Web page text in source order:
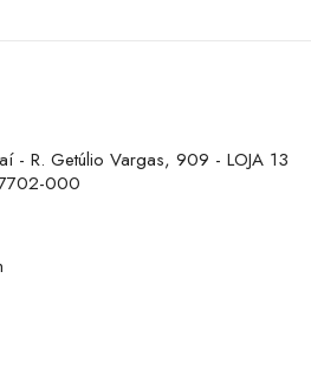
- R. Getúlio Vargas, 909 - LOJA 13
000